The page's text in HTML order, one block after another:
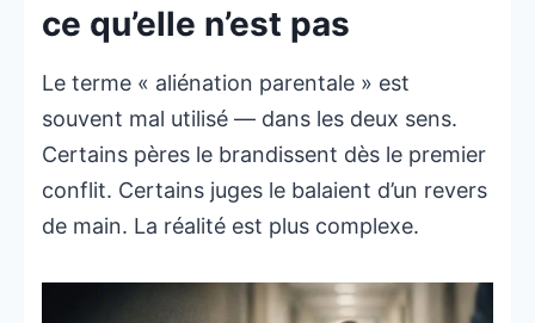
ce qu’elle n’est pas
Le terme « aliénation parentale » est
souvent mal utilisé — dans les deux sens.
Certains pères le brandissent dès le premier
conflit. Certains juges le balaient d’un revers
de main. La réalité est plus complexe.